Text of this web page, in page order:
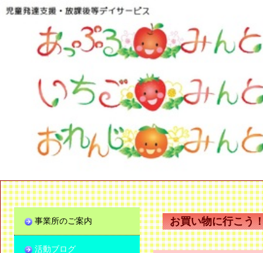
お買い物に行こう
事業所のご案内
活動ブログ